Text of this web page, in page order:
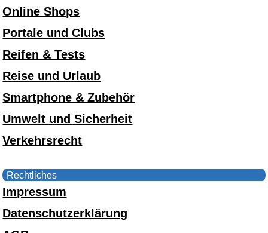
Online Shops
Portale und Clubs
Reifen & Tests
Reise und Urlaub
Smartphone & Zubehör
Umwelt und Sicherheit
Verkehrsrecht
Rechtliches
Impressum
Datenschutzerklärung